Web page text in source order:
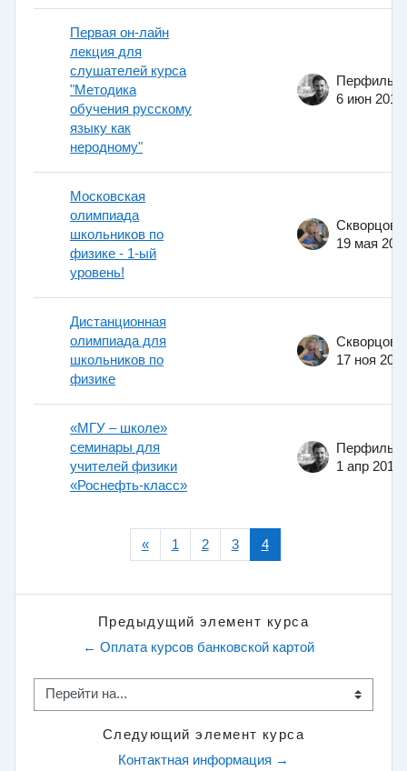
Первая он-лайн
лекция для
слушателей курса
"Методика
обучения русскому
языку как
неродному"
6 июн 2014
Московская
олимпиада
школьников по
физике - 1-ый
уровень!
19 мая
Дистанционная
олимпиада для
школьников по
физике
17 ноя 2011
«МГУ – школе»
семинары для
учителей физики
«Роснефть-класс»
1 апр 2014
«Предыдущая страница
1 2 3 4(текущая)
Предыдущий элемент курса
← Оплата курсов банковской картой
Перейти на...
Следующий элемент курса
Контактная информация →